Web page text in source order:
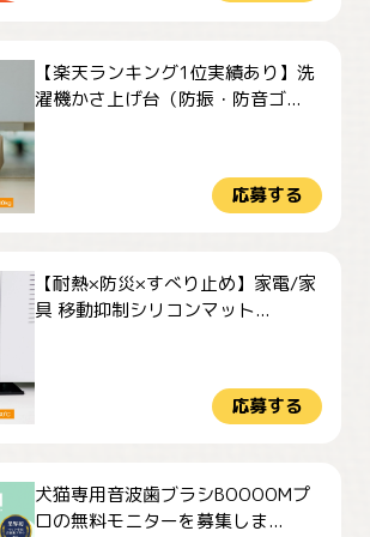
【楽天ランキング1位実績あり】洗
濯機かさ上げ台（防振・防音ゴ...
応募する
【耐熱×防災×すべり止め】家電/家
具 移動抑制シリコンマット...
応募する
犬猫専用音波歯ブラシBOOOOMプ
ロの無料モニターを募集しま...